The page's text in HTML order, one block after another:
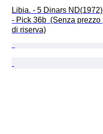
Libia. - 5 Dinars ND(1972)
- Pick 36b  (Senza prezzo
di riserva)